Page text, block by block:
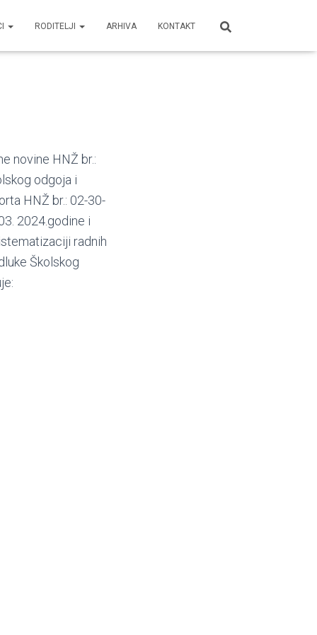
RODITELJI ARHIVA KONTAKT
novine HNŽ br.:
odgoja i
HNŽ br.: 02-30-
2024.godine i
radnih
Školskog